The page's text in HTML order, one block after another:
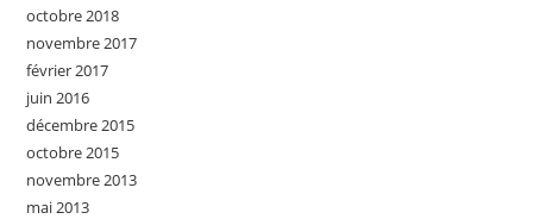
octobre 2018
novembre 2017
février 2017
juin 2016
décembre 2015
octobre 2015
novembre 2013
mai 2013